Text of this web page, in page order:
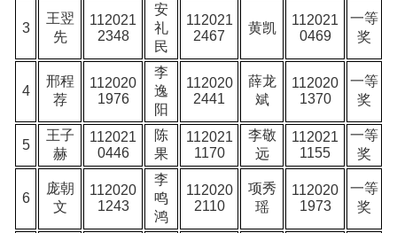
3
王翌
先
112021
2348
安
礼
民
112021
2467
黄凯
112021
0469
一等
奖
4
邢程
荐
112020
1976
李
逸
阳
112020
2441
薛龙
斌
112020
1370
一等
奖
5
王子
赫
112021
0446
陈
果
112021
1170
李敬
远
112021
1155
一等
奖
6
庞朝
文
112020
1243
李
鸣
鸿
112020
2110
项秀
瑶
112020
1973
一等
奖